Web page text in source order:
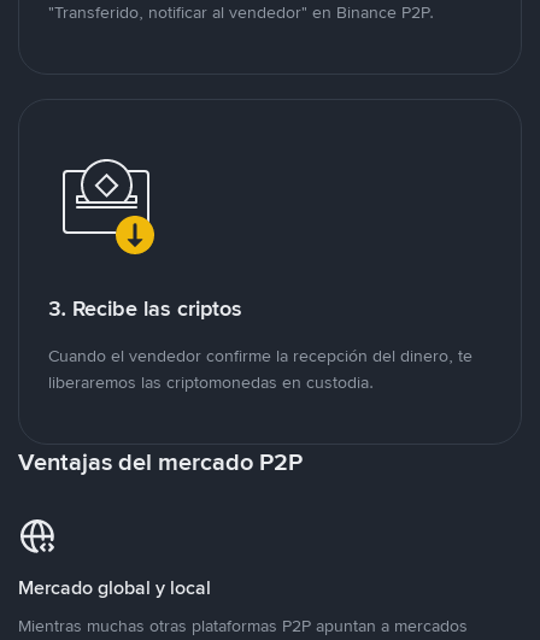
"Transferido, notificar al vendedor" en Binance P2P.
3. Recibe las criptos
Cuando el vendedor confirme la recepción del dinero, te
liberaremos las criptomonedas en custodia.
Ventajas del mercado P2P
Mercado global y local
Mientras muchas otras plataformas P2P apuntan a mercados